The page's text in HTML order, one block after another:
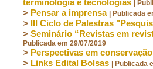
|
> Pensar a imprensa | Publicada
> III Ciclo de Palestras
> Seminário “Revistas em
Publicada em 29/07/2019
> Perspectivas em
> Links Edital Bolsas | Publicada